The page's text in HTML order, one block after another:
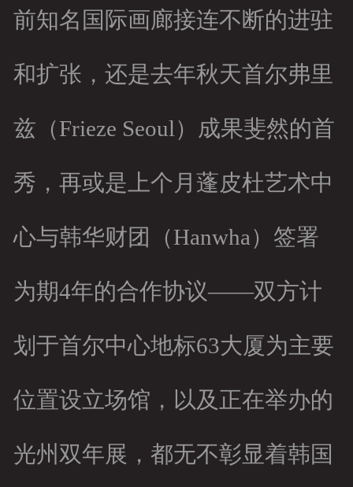
客户留言
前知名国际画廊接连不断的进驻
和扩张，还是去年秋天首尔弗里
兹（Frieze Seoul）成果斐然的首
秀，再或是上个月蓬皮杜艺术中
心与韩华财团（Hanwha）签署
为期4年的合作协议——双方计
划于首尔中心地标63大厦为主要
位置设立场馆，以及正在举办的
光州双年展，都无不彰显着韩国